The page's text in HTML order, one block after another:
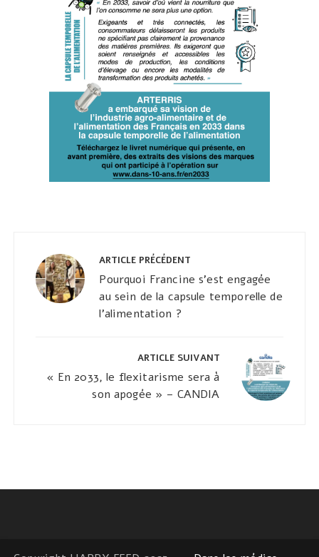
l’article
ARTICLE PRÉCÉDENT
Pourquoi Francine s’est engagée
au sein de la capsule temporelle de
l’alimentation ?
ARTICLE SUIVANT
« En 2033, le flexitarisme sera à
son apogée » – CANDIA